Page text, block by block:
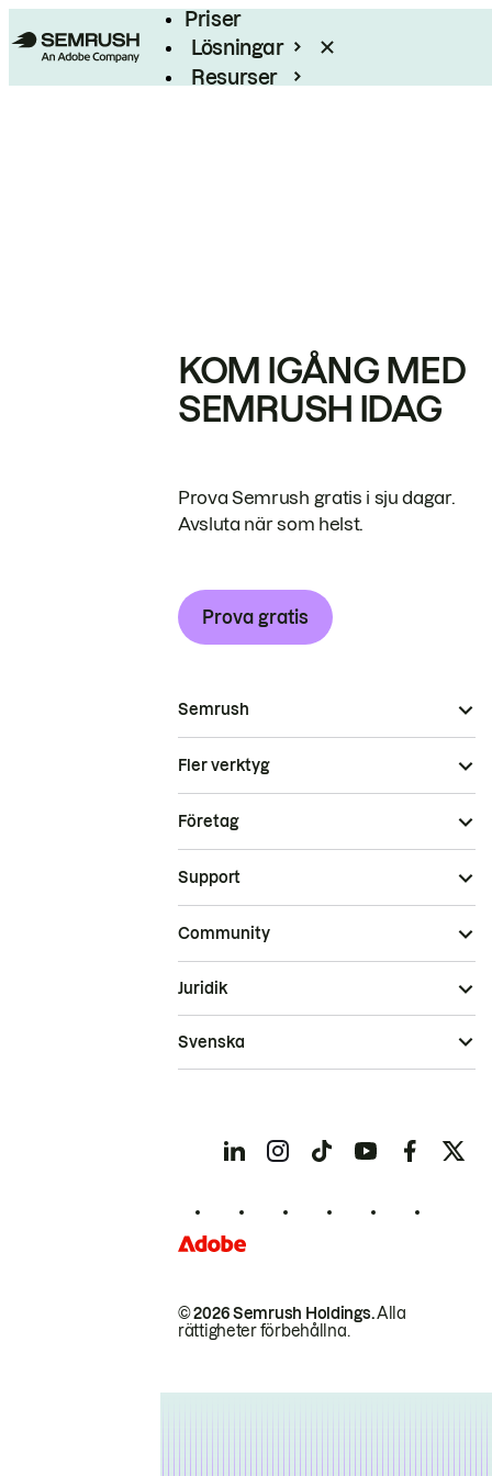
Priser
Lösningar
Resurser
KOM IGÅNG MED
SEMRUSH IDAG
Prova Semrush gratis i sju dagar.
Avsluta när som helst.
Prova gratis
Semrush
Fler verktyg
Företag
Support
Community
© 2026 Semrush Holdings.Alla
rättigheter förbehållna.
Juridik
Svenska